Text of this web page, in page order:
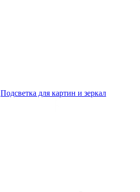
Подсветка для картин и зеркал